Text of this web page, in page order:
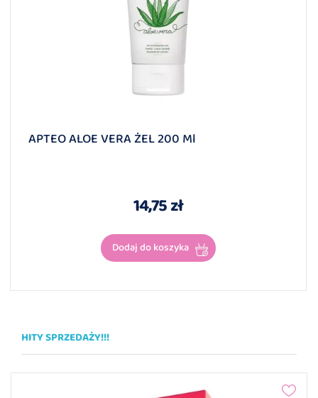
APTEO ALOE VERA ŻEL 200 Ml
14,75 zł
Dodaj do koszyka
HITY SPRZEDAŻY!!!